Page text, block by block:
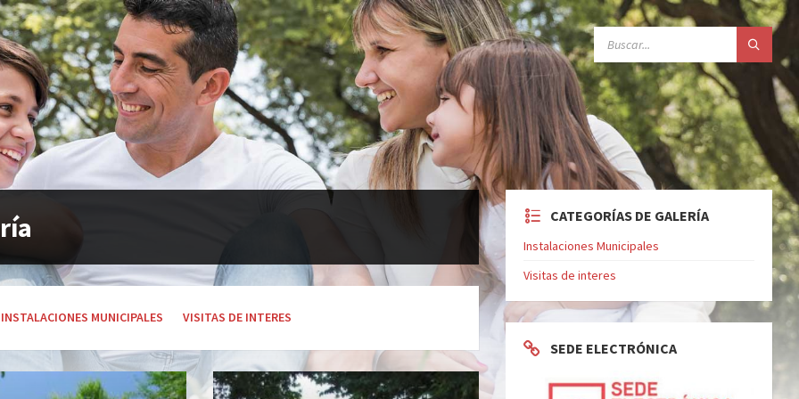
SEARCH:
INSTALACIONES MUNICIPALES VISITAS DE INTERES
Open
Gallery
CATEGORÍAS DE GALERÍA
Instalaciones Municipales
Visitas de interes
SEDE ELECTRÓNICA